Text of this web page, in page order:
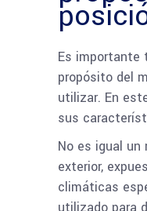
Es importante
propósito del
utilizar. En
sus
No es igual
exterior,
climáticas